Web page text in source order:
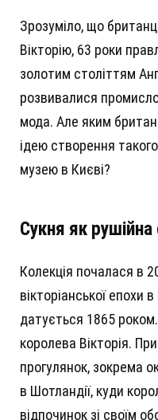
Зрозуміло, що
Вікторію, 63 роки
золотим століттям
розвивалися
мода. Але яким
ідею створення
музею в Києві?
Сукня як
Колекція почалася в
вікторіанської епохи
датується 1865
королева Вікторія.
прогулянок, зокрема
в Шотландії, куди
відпочинок зі своїм